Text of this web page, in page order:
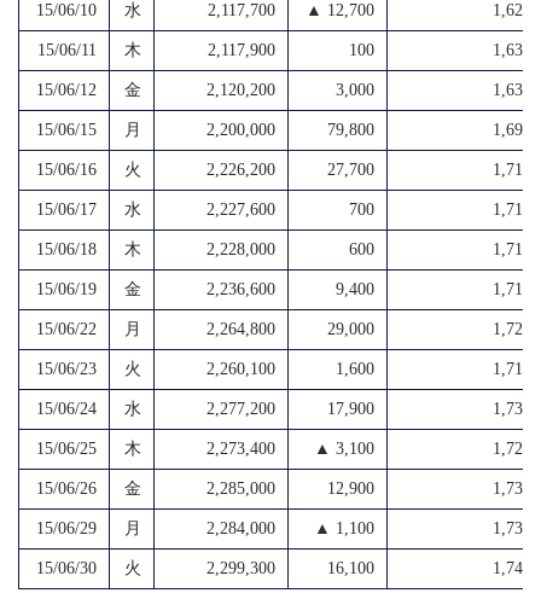
15/06/10 水 2,117,700 ▲ 12,700
15/06/11 木 2,117,900 100
15/06/12 金 2,120,200 3,000
15/06/15 月 2,200,000 79,800
15/06/16 火 2,226,200 27,700
15/06/17 水 2,227,600 700
15/06/18 木 2,228,000 600
15/06/19 金 2,236,600 9,400
15/06/22 月 2,264,800 29,000
15/06/23 火 2,260,100 1,600
15/06/24 水 2,277,200 17,900
15/06/25 木 2,273,400 ▲ 3,100
15/06/26 金 2,285,000 12,900
15/06/29 月 2,284,000 ▲ 1,100
15/06/30 火 2,299,300 16,100